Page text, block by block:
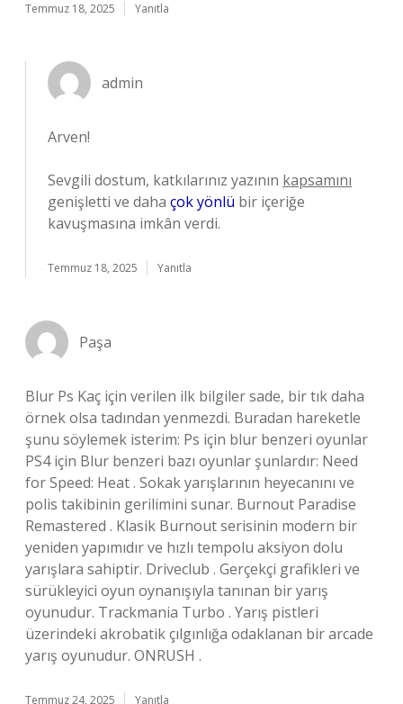
Temmuz 18, 2025 Yanıtla
admin
Arven!
Sevgili dostum, katkılarınız yazının kapsamını
genişletti ve daha çok yönlü bir içeriğe
kavuşmasına imkân verdi.
Temmuz 18, 2025 Yanıtla
Paşa
Blur Ps Kaç için verilen ilk bilgiler sade, bir tık daha
örnek olsa tadından yenmezdi. Buradan hareketle
şunu söylemek isterim: Ps için blur benzeri oyunlar
PS4 için Blur benzeri bazı oyunlar şunlardır: Need
for Speed: Heat . Sokak yarışlarının heyecanını ve
polis takibinin gerilimini sunar. Burnout Paradise
Remastered . Klasik Burnout serisinin modern bir
yeniden yapımıdır ve hızlı tempolu aksiyon dolu
yarışlara sahiptir. Driveclub . Gerçekçi grafikleri ve
sürükleyici oyun oynanışıyla tanınan bir yarış
oyunudur. Trackmania Turbo . Yarış pistleri
üzerindeki akrobatik çılgınlığa odaklanan bir arcade
yarış oyunudur. ONRUSH .
Temmuz 24, 2025 Yanıtla